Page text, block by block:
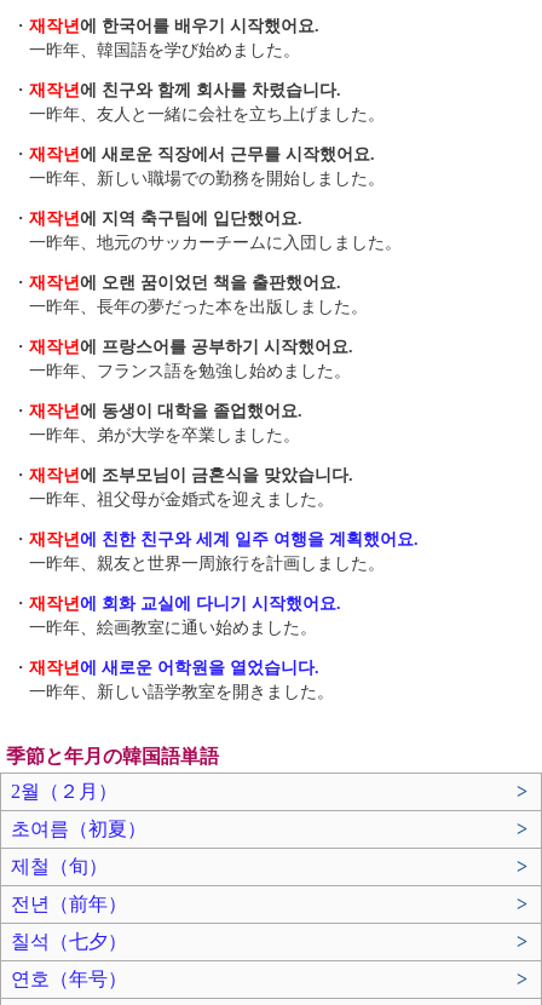
・ 재작년에 한국어를 배우기 시작했어요.
一昨年、韓国語を学び始めました。
・ 재작년에 친구와 함께 회사를 차렸습니다.
一昨年、友人と一緒に会社を立ち上げました。
・ 재작년에 새로운 직장에서 근무를 시작했어요.
一昨年、新しい職場での勤務を開始しました。
・ 재작년에 지역 축구팀에 입단했어요.
一昨年、地元のサッカーチームに入団しました。
・ 재작년에 오랜 꿈이었던 책을 출판했어요.
一昨年、長年の夢だった本を出版しました。
・ 재작년에 프랑스어를 공부하기 시작했어요.
一昨年、フランス語を勉強し始めました。
・ 재작년에 동생이 대학을 졸업했어요.
一昨年、弟が大学を卒業しました。
・ 재작년에 조부모님이 금혼식을 맞았습니다.
一昨年、祖父母が金婚式を迎えました。
・ 재작년에 친한 친구와 세계 일주 여행을 계획했어요.
一昨年、親友と世界一周旅行を計画しました。
・ 재작년에 회화 교실에 다니기 시작했어요.
一昨年、絵画教室に通い始めました。
・ 재작년에 새로운 어학원을 열었습니다.
一昨年、新しい語学教室を開きました。
季節と年月の韓国語単語
2월（２月）
>
초여름（初夏）
>
제철（旬）
>
전년（前年）
>
칠석（七夕）
>
연호（年号）
>